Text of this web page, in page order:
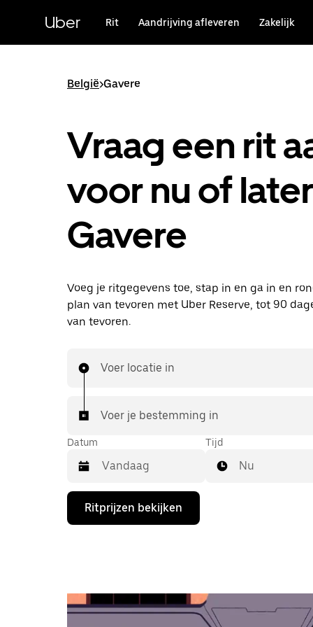
hoofdinhoudUber Rit Aandrijving afleveren Zakelijk
België>Gavere
Vraag een rit
voor nu of
Gavere
Voeg je ritgegevens toe, stap in en ga in en
plan van tevoren met Uber Reserve, tot 90
van tevoren.
Voer locatie in
Voer je bestemming in
Datum
Druk
de
te
openen
Tijd
Nu
Ritprijzen bekijken